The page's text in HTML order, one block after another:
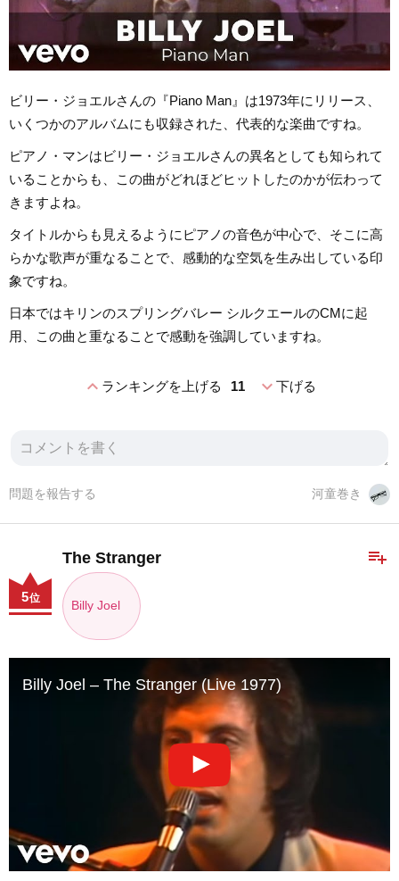
ビリー・ジョエルさんの『Piano Man』は1973年にリリース、
いくつかのアルバムにも収録された、代表的な楽曲ですね。
ピアノ・マンはビリー・ジョエルさんの異名としても知られて
いることからも、この曲がどれほどヒットしたのかが伝わって
きますよね。
タイトルからも見えるようにピアノの音色が中心で、そこに高
らかな歌声が重なることで、感動的な空気を生み出している印
象ですね。
日本ではキリンのスプリングバレー シルクエールのCMに起
用、この曲と重なることで感動を強調していますね。
expand_lessランキングを上げる 11 expand_more下げる
河童巻き
問題を報告する
playlist_add
The Stranger
Billy Joel
5位
Billy Joel – The Stranger (Live 1977)